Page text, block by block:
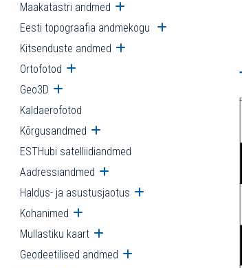
Maakatastri andmed Ava alammenüü
Eesti topograafia andmekogu Ava
Kitsenduste andmed Ava alammenüü
Ortofotod Ava alammenüü
Geo3D Ava alammenüü
Kaldaerofotod
Kõrgusandmed Ava alammenüü
ESTHubi satelliidiandmed
Aadressiandmed Ava alammenüü
Haldus- ja asustusjaotus Ava alammenüü
Kohanimed Ava alammenüü
Mullastiku kaart Ava alammenüü
Geodeetilised andmed Ava alammenüü